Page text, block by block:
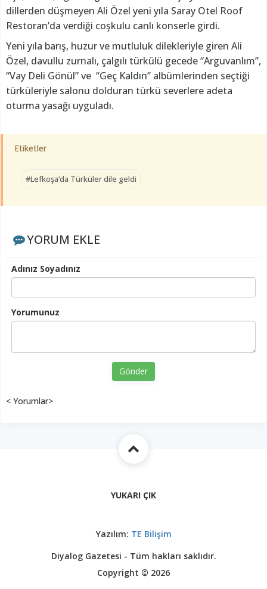
dillerden düşmeyen Ali Özel yeni yıla Saray Otel Roof
Restoran’da verdiği coşkulu canlı konserle girdi.
Yeni yıla barış, huzur ve mutluluk dilekleriyle giren Ali
Özel, davullu zurnalı, çalgılı türkülü gecede “Arguvanlım”,
“Vay Deli Gönül” ve “Geç Kaldın” albümlerinden seçtiği
türküleriyle salonu dolduran türkü severlere adeta
oturma yasağı uyguladı.
Etiketler
#Lefkoşa’da Türküler dile geldi
YORUM EKLE
Adınız Soyadınız
Yorumunuz
Gönder
< Yorumlar>
YUKARI ÇIK
Yazılım: TE Bilişim
Diyalog Gazetesi - Tüm hakları saklıdır.
Copyright © 2026